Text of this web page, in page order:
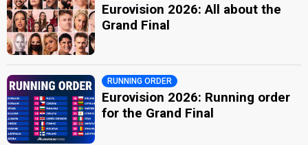
Eurovision 2026: All about the
Grand Final
RUNNING ORDER
Eurovision 2026: Running order
for the Grand Final